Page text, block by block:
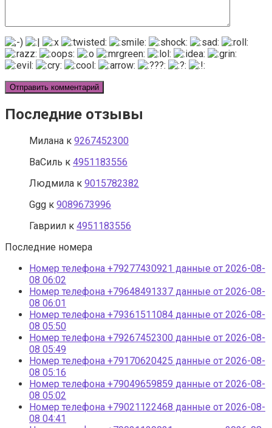
Последние отзывы
Милана к 9267452300
ВаСиль к 4951183556
Людмила к 9015782382
Ggg к 9089673996
Гавриил к 4951183556
Последние номера
Номер телефона +79277430921 данные от 2026-08-
08 06:02
Номер телефона +79648491337 данные от 2026-08-
08 06:01
Номер телефона +79361511084 данные от 2026-08-
08 05:50
Номер телефона +79267452300 данные от 2026-08-
08 05:49
Номер телефона +79170620425 данные от 2026-08-
08 05:16
Номер телефона +79049659859 данные от 2026-08-
08 05:02
Номер телефона +79021122468 данные от 2026-08-
08 04:41